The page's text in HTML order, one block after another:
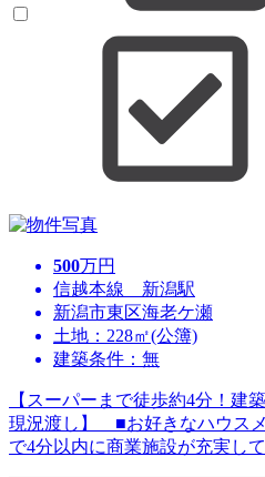
500万円
信越本線 新潟駅
新潟市東区海老ケ瀬
土地：228㎡(公簿)
建築条件：無
【スーパーまで徒歩約4分！建
現況渡し】 ■お好きなハウス
で4分以内に商業施設が充実し